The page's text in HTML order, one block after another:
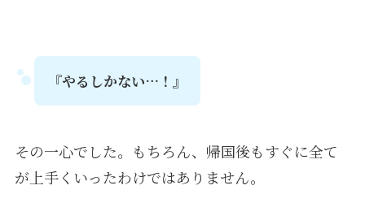
『やるしかない…！』
その一心でした。もちろん、帰国後もすぐに全て
が上手くいったわけではありません。